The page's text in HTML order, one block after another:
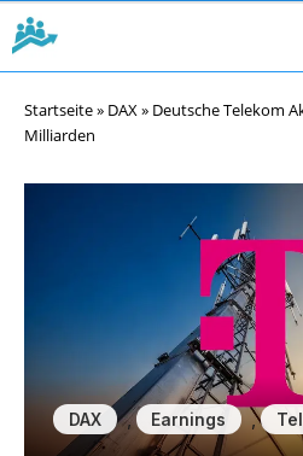
Startseite» DAX» Deutsche Telekom
Milliarden
DAX , Earnings ,